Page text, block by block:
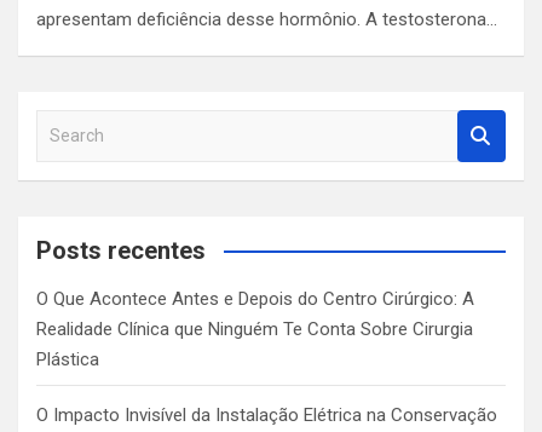
apresentam deficiência desse hormônio. A testosterona…
a
c
Posts recentes
O Que Acontece Antes e Depois do Centro Cirúrgico: A
Realidade Clínica que Ninguém Te Conta Sobre Cirurgia
Plástica
O Impacto Invisível da Instalação Elétrica na Conservação